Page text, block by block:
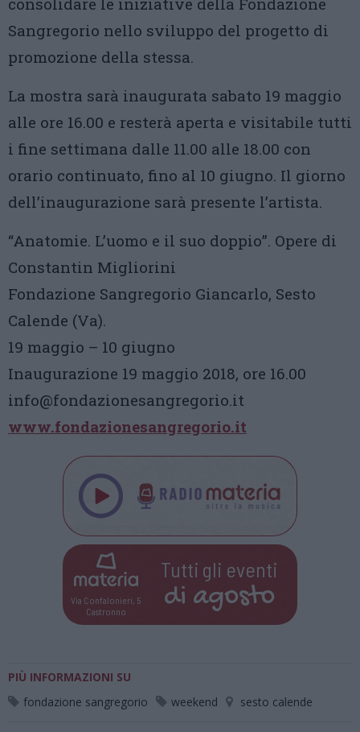
Sangregorio nello sviluppo del progetto di
promozione della stessa.
La mostra sarà inaugurata sabato 19 maggio
alle ore 16.00 e resterà aperta e visitabile tutti
i fine settimana dalle 11.00 alle 18.00 con
orario continuato, fino al 10 giugno. Il giorno
dell’inaugurazione sarà presente l’artista.
“Anatomie. L’uomo e il suo doppio”. Opere di
Constantin Migliorini
Fondazione Sangregorio Giancarlo, Sesto
Calende (Va).
19 maggio – 10 giugno
Inaugurazione 19 maggio 2018, ore 16.00
info@fondazionesangregorio.it
www.fondazionesangregorio.it
Via Confalonieri, 5
Castronno
Tutti gli eventi
di agosto
PIÙ INFORMAZIONI SU
fondazione sangregorio
weekend sesto calende